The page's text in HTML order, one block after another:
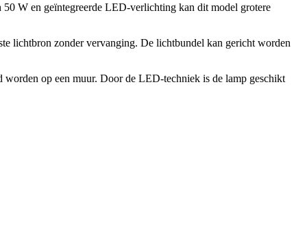
W en geïntegreerde LED-verlichting kan dit model grotere
lichtbron zonder vervanging. De lichtbundel kan gericht worden
op een muur. Door de LED-techniek is de lamp geschikt